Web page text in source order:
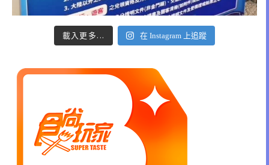
載入更多... 在 Instagram 上追蹤